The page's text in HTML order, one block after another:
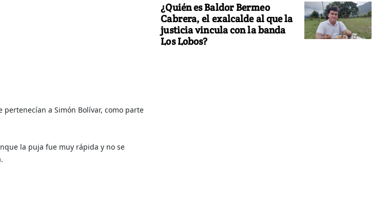
pertenecían a Simón Bolívar, como parte
la puja fue muy rápida y no se
¿Quién es Baldor Bermeo
Cabrera, el exalcalde al que la
justicia vincula con la banda
Los Lobos?